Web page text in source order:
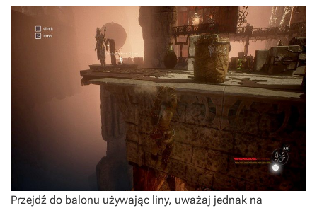
Przejdź do balonu używając liny, uważaj jednak na